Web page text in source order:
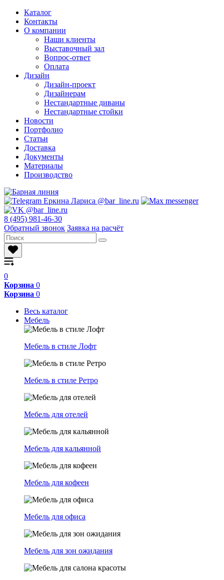
Каталог
Контакты
О компании
Наши клиенты
Выставочный зал
Вопрос-ответ
Оплата
Дизайн
Дизайн-проект
Дизайнерам
Нестандартные диваны
Нестандартные стойки
Новости
Портфолио
Статьи
Доставка
Документы
Материалы
Производство
8 (495) 981-46-30
Обратный звонок Заявка на расчёт
0
Корзина 0
Корзина 0
Весь каталог
Мебель
Мебель в стиле Лофт
Мебель в стиле Ретро
Мебель для отелей
Мебель для кальянной
Мебель для кофеен
Мебель для офиса
Мебель для зон ожидания